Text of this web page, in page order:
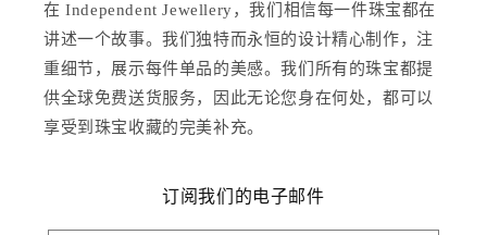
在 Independent Jewellery，我们相信每一件珠宝都在
讲述一个故事。我们独特而永恒的设计精心制作，注
重细节，展示每件单品的美感。我们所有的珠宝都提
供全球免费送货服务，因此无论您身在何处，都可以
享受到珠宝收藏的完美补充。
订阅我们的电子邮件